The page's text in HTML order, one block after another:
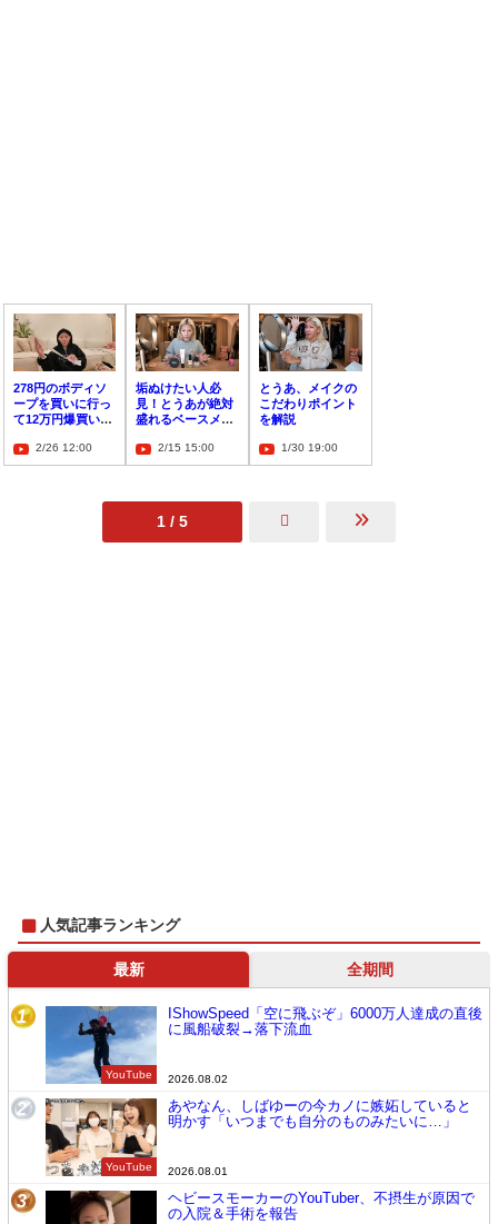
278円のボディソ
ープを買いに行っ
て12万円爆買い！
ンキの真実
2/26 12:00
垢ぬけたい人必
見！とうあが絶対
盛れるベースメイ
説
2/15 15:00
とうあ、メイクの
こだわりポイント
を解説
1/30 19:00
1 / 5
人気記事ランキング
最新 全期間
1
YouTube
IShowSpeed「空に飛ぶぞ」6000万人達成の直後
に風船破裂→落下流血
2026.08.02
2
YouTube
あやなん、しばゆーの今カノに嫉妬していると
明かす「いつまでも自分のものみたいに…」
2026.08.01
3
ヘビースモーカーのYouTuber、不摂生が原因で
の入院＆手術を報告